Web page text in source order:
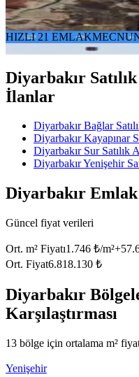
Ara
HIZLI 21 EMLAK
Diyarbakır
İlanlar
Diyarbakır Bağlar
Diyarbakır Kayapınar
Diyarbakır Sur Satılık
Diyarbakır Yenişehir
Diyarbakır Emlak
Güncel fiyat verileri
Ort. m² Fiyatı1.746 ₺/m²+
Ort. Fiyat6.818.130 ₺
Diyarbakır
Karşılaştırması
13 bölge için ortalama m²
Yenişehir